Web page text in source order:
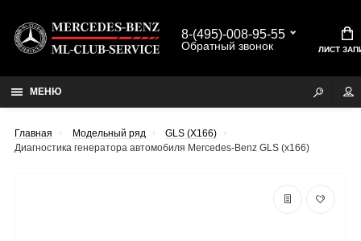
8-(495)-008-95-55
Обратный звонок ЛИСТ
МЕНЮ
Главная Модельный ряд
GLS (X166)
Диагностика генератора автомобиля Mercedes-Benz GLS (x166)